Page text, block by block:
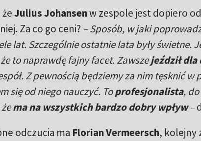
Julius Johansenw zespole jest dopiero
Za co go ceni? – Sposób, w jaki
lat. Szczególnie ostatnie lata były świetne.
to naprawdę fajny facet. Zawszejeździł
Z pewnością będziemy za nim tęsknić w
się od niego nauczyć. Toprofesjonalista,
ma na wszystkich bardzo dobry wpływ–
odczucia ma Florian Vermeersch, kolejny